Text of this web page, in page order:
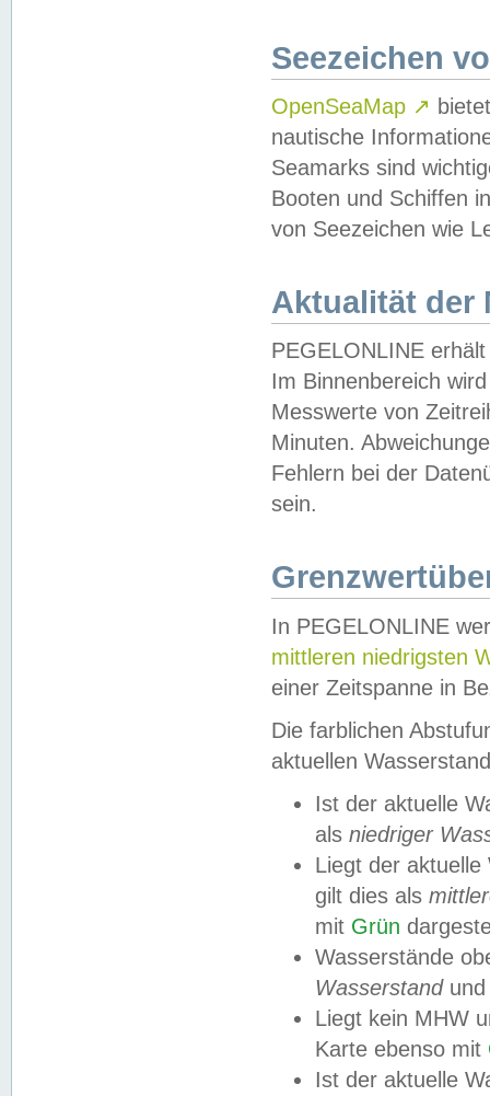
Seezeichen
OpenSeaMap ↗
nautische
Seamarks sind
Booten und Schiffen
von Seezeichen wie
Aktualität der
PEGELONLINE
Im Binnenbereich
Messwerte von
Minuten.
Fehlern bei der
sein.
In PEGELONLINE
mittleren niedrigsten
einer Zeitspanne in
Die farblichen
aktuellen
Ist der aktuelle
als niedriger
Liegt der
gilt dies als
mit Grün
Wasserstände
Wasserstandund
Liegt kein MHW
Karte ebenso mit
Ist der aktuelle